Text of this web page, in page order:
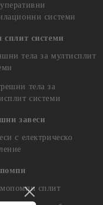
системи
сплит системи
тела за мултисплит
тела за
системи
завеси
с електрическо
сплит